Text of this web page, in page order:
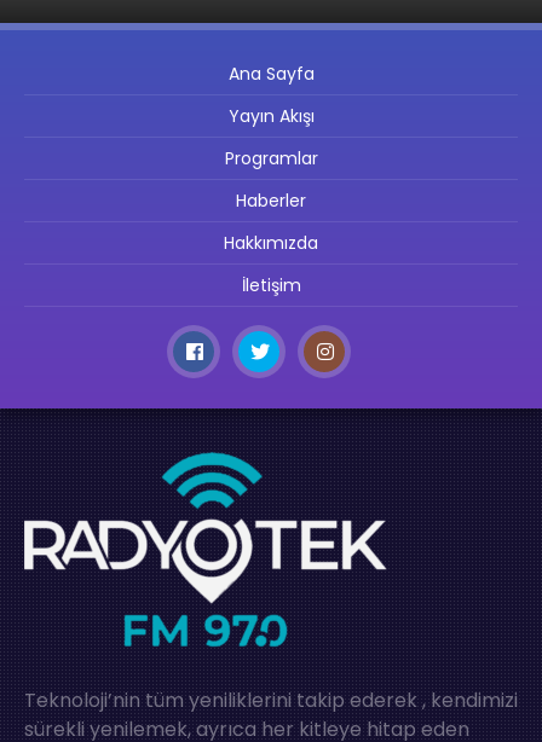
Ana Sayfa
Yayın Akışı
Programlar
Haberler
Hakkımızda
İletişim
Teknoloji’nin tüm yeniliklerini takip ederek , kendimizi
sürekli yenilemek, ayrıca her kitleye hitap eden